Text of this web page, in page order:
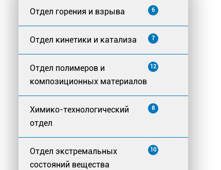
Отдел горения и взрыва 6
Отдел кинетики и катализа 7
Отдел полимеров и
композиционных материалов
12
Химико-технологический
отдел
8
Отдел экстремальных
состояний вещества
10